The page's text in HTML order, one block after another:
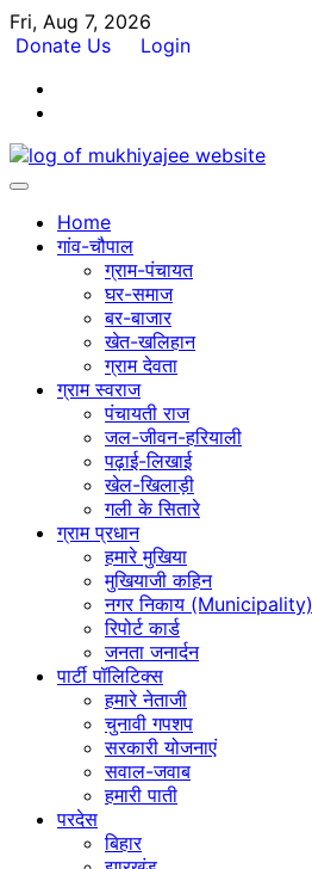
Skip
to
Fri, Aug 7, 2026
Donate Us
Login
Home
गांव-चौपाल
ग्राम-पंचायत
घर-समाज
बर-बाजार
खेत-खलिहान
ग्राम देवता
ग्राम स्वराज
पंचायती राज
जल-जीवन-हरियाली
पढ़ाई-लिखाई
खेल-खिलाड़ी
गली के सितारे
ग्राम प्रधान
हमारे मुखिया
मुखियाजी कहिन
नगर निकाय (Municipality)
रिपोर्ट कार्ड
जनता जनार्दन
पार्टी पॉलिटिक्स
हमारे नेताजी
चुनावी गपशप
सरकारी योजनाएं
सवाल-जवाब
हमारी पाती
परदेस
बिहार